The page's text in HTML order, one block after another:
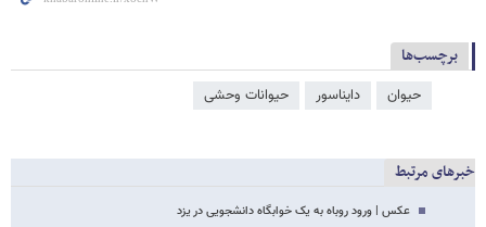
برچسب‌ها
حیوان دایناسور حیوانات وحشی
خبرهای مرتبط
عکس | ورود روباه به یک خوابگاه دانشجویی در یزد